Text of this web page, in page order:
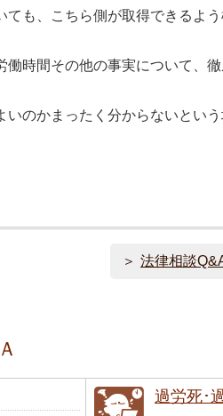
ても、こちら側が取得できるよ
働時間その他の事実について、
いのかまったく分からないとい
法律相談
過労死･